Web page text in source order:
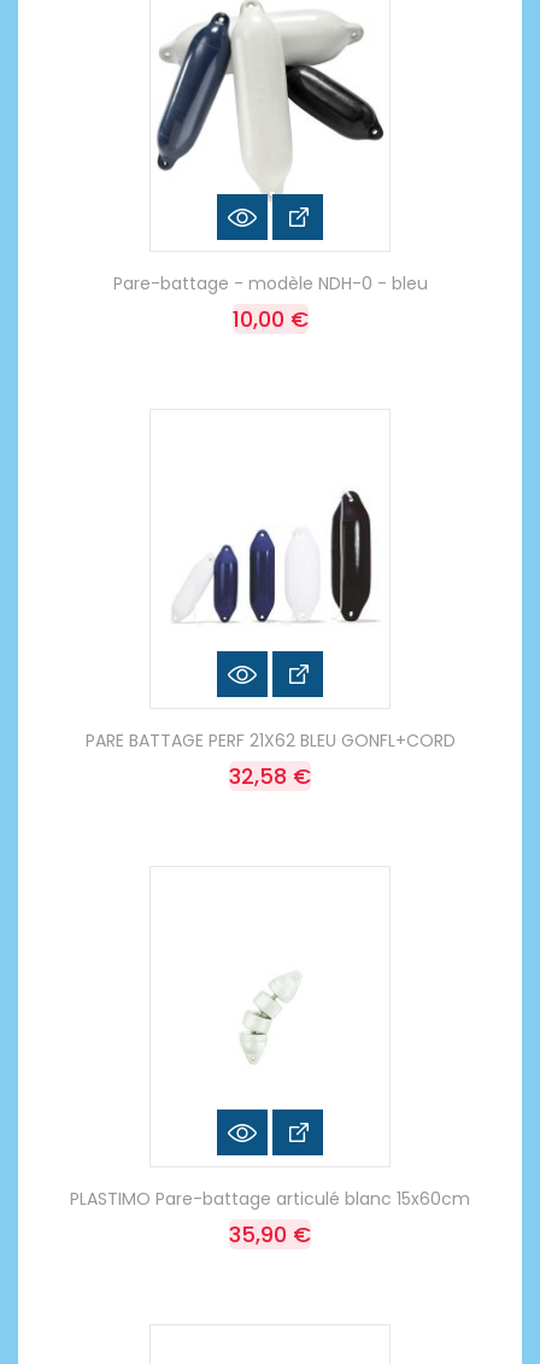
Pare-battage - modèle NDH-0 - bleu
10,00 €
PARE BATTAGE PERF 21X62 BLEU GONFL+CORD
32,58 €
PLASTIMO Pare-battage articulé blanc 15x60cm
35,90 €